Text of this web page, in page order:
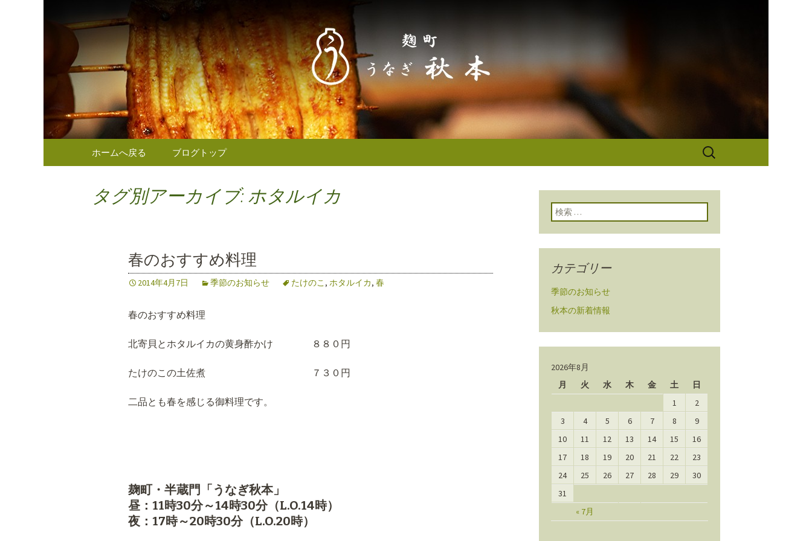
東京（麹町／半蔵門） うなぎ秋本から
のお知らせ
東京（麹町／半蔵門） うなぎ秋本からのお知らせ
コンテンツへ移動
ホームへ戻る ブログトップ
検
タグ別アーカイブ: ホタルイカ
春のおすすめ料理
2014年4月7日 季節のお知らせ たけのこ , ホタルイカ, 春
春のおすすめ料理
北寄貝とホタルイカの黄身酢かけ ８８０円
たけのこの土佐煮 ７３０円
二品とも春を感じる御料理です。
麹町・半蔵門「うなぎ秋本」
昼：11時30分～14時30分（L.O.14時）
夜：17時～20時30分（L.O.20時）
検索:
カテゴリー
季節のお知らせ
秋本の新着情報
2026年8月
月
火 水 木 金 土 日
« 7月
1
2
3
4 5 6 7 8
9
10
11 12 13 14 15
16
17
18 19 20 21 22
23
24
25 26 27 28 29
30
31